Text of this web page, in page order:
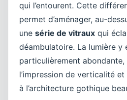
qui l’entourent. Cette
permet d’aménager, au-
une série de vitraux qui
déambulatoire. La lumière y
particulièrement
l’impression de verticalité
à l’architecture gothique